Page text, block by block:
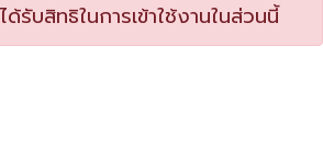
รับสิทธิในการเข้าใช้งานในส่วนนี้